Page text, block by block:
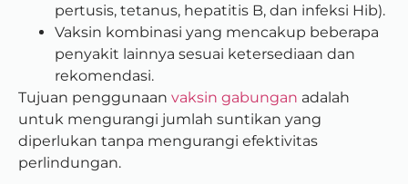
pertusis, tetanus, hepatitis B, dan infeksi Hib).
Vaksin kombinasi yang mencakup beberapa
penyakit lainnya sesuai ketersediaan dan
rekomendasi.
Tujuan penggunaan vaksin gabungan adalah
untuk mengurangi jumlah suntikan yang
diperlukan tanpa mengurangi efektivitas
perlindungan.